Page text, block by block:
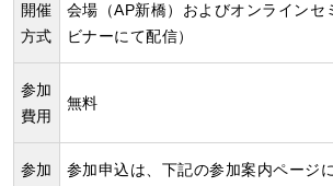
開催
方式
会場（AP新橋）およびオンラインセ
ビナーにて配信）
参加
費用
無料
参加
参加申込は、下記の参加案内ページ